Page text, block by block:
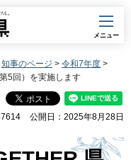
メニュー
知事のページ > 令和7年度 >
5回）を実施します
公開日：2025年8月28日